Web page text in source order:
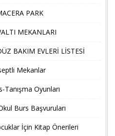
PARK
MEKANLARI
BAKIM EVLERİ LİSTESİ
Mekanlar
Tanışma Oyunları
Burs Başvuruları
İçin Kitap Önerileri